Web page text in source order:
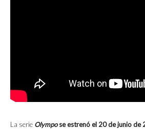
La serie Olympose estrenó el 20 de junio de